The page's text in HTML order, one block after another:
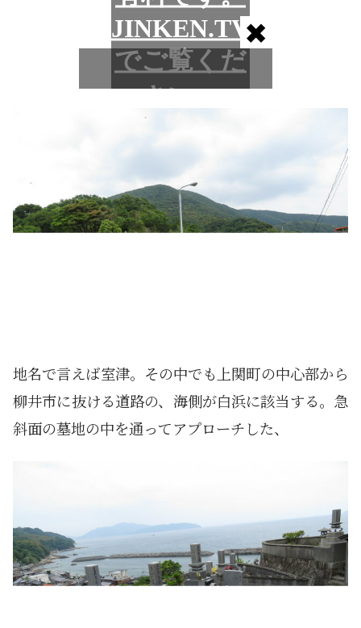
地名で言えば室津。その中でも上関町の中心部から
柳井市に抜ける道路の、海側が白浜に該当する。急
斜面の墓地の中を通ってアプローチした、